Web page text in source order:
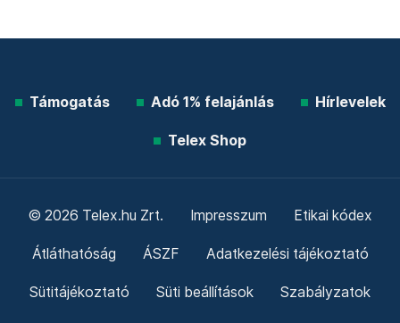
Támogatás Adó 1% felajánlás Hírlevelek
Telex Shop
© 2026 Telex.hu Zrt. Impresszum Etikai kódex
Átláthatóság ÁSZF Adatkezelési tájékoztató
Sütitájékoztató Süti beállítások Szabályzatok